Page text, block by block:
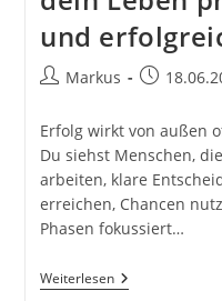
und
Beitrags-
Markus
Beitrag
Erfolg wirkt von außen
Du siehst Menschen,
arbeiten, klare
erreichen, Chancen
Phasen fokussiert…
WeiterlesenDie
Bekanntesten